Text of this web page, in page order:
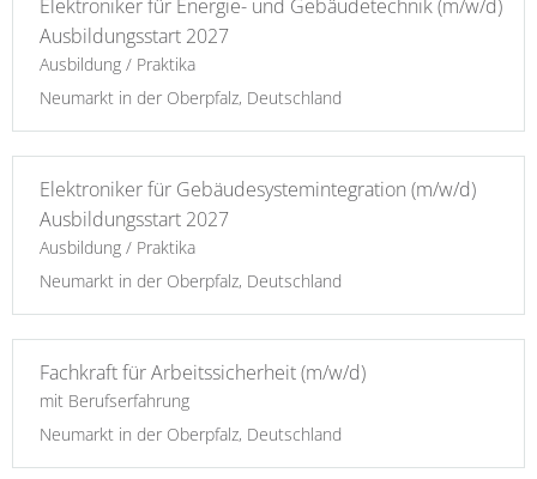
Elektroniker für Energie- und Gebäudetechnik (m/w/d)
Ausbildungsstart 2027
Ausbildung / Praktika
Neumarkt in der Oberpfalz, Deutschland
Elektroniker für Gebäudesystemintegration (m/w/d)
Ausbildungsstart 2027
Ausbildung / Praktika
Neumarkt in der Oberpfalz, Deutschland
Fachkraft für Arbeitssicherheit (m/w/d)
mit Berufserfahrung
Neumarkt in der Oberpfalz, Deutschland